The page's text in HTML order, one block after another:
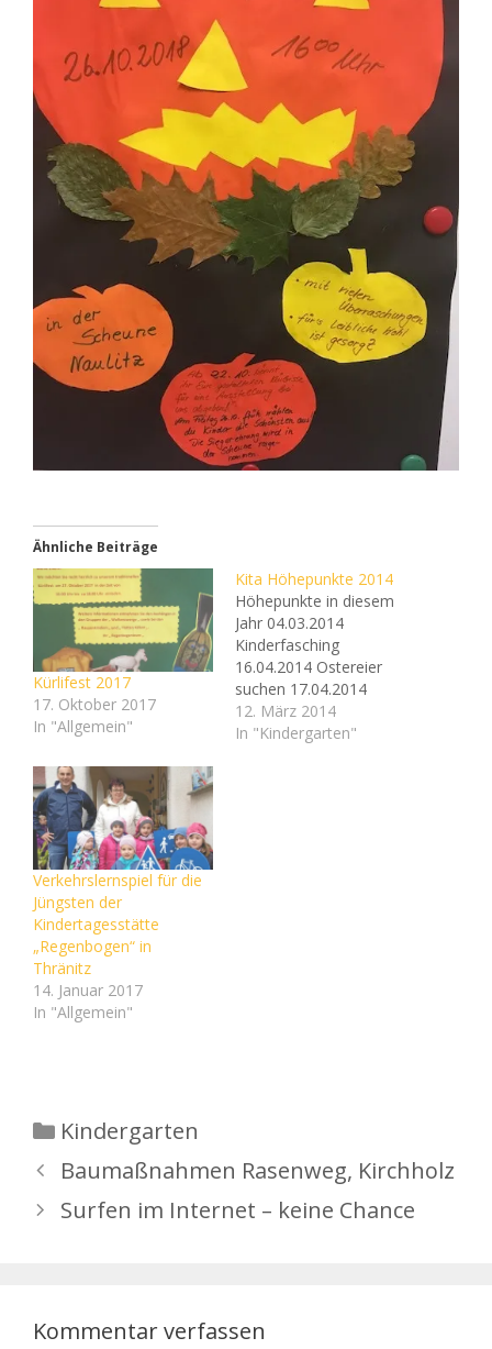
Ähnliche Beiträge
Kürlifest 2017
17. Oktober 2017
In "Allgemein"
Kita Höhepunkte 2014
Höhepunkte in diesem
Jahr 04.03.2014
Kinderfasching
16.04.2014 Ostereier
suchen 17.04.2014
Osterfeier im
Patenbetrieb ab 15Uhr
Arbeitseinsatz
11.11.2014 Martinsfest…
12. März 2014
In "Kindergarten"
Verkehrslernspiel für die
Jüngsten der
Kindertagesstätte
„Regenbogen“ in
Thränitz
14. Januar 2017
In "Allgemein"
Kategorien
Kindergarten
Baumaßnahmen Rasenweg, Kirchholz
Surfen im Internet – keine Chance
Kommentar verfassen